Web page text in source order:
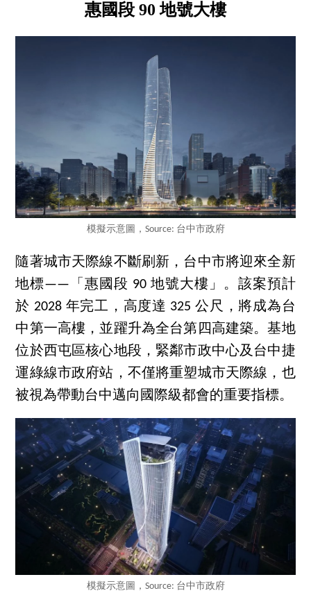
惠國段 90 地號大樓
模擬示意圖，Source: 台中市政府
隨著城市天際線不斷刷新，台中市將迎來全新
地標——「惠國段 90 地號大樓」。該案預計
於 2028 年完工，高度達 325 公尺，將成為台
中第一高樓，並躍升為全台第四高建築。基地
位於西屯區核心地段，緊鄰市政中心及台中捷
運綠線市政府站，不僅將重塑城市天際線，也
被視為帶動台中邁向國際級都會的重要指標。
模擬示意圖，Source: 台中市政府